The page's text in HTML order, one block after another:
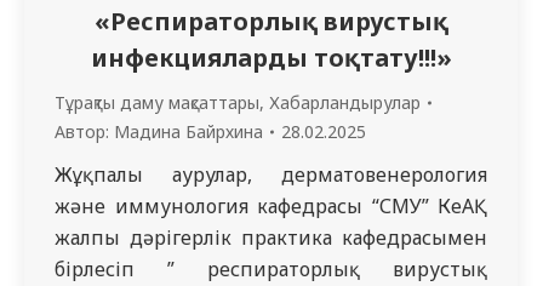
«Респираторлық вирустық
инфекцияларды тоқтату!!!»
Тұрақты даму мақсаттары, Хабарландырулар
Автор: Мадина Байрхина 28.02.2025
Жұқпалы аурулар, дерматовенерология
және иммунология кафедрасы “СМУ” КеАҚ
жалпы дәрігерлік практика кафедрасымен
бірлесіп ” респираторлық вирустық